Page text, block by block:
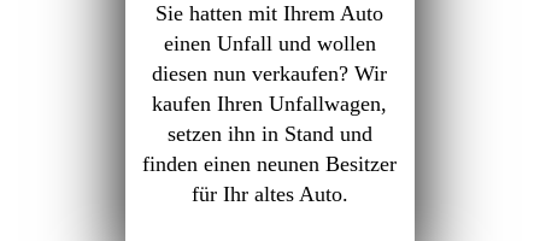
Sie hatten mit Ihrem Auto
einen Unfall und wollen
diesen nun verkaufen? Wir
kaufen Ihren Unfallwagen,
setzen ihn in Stand und
finden einen neunen Besitzer
für Ihr altes Auto.